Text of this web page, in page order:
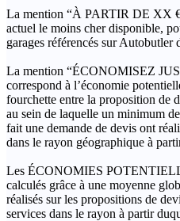
La mention “À PARTIR DE XX
actuel le moins cher disponible,
garages référencés sur Autobutler
La mention “ÉCONOMISEZ
correspond à l’économie
fourchette entre la proposition de
au sein de laquelle un minimum
fait une demande de devis ont
dans le rayon géographique à
Les ÉCONOMIES
calculés grâce à une moyenne
réalisés sur les propositions de
services dans le rayon à partir